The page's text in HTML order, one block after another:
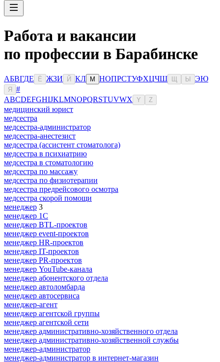
Работа и вакансии
по профессии в Барабинске
АБВГДЕ Ё ЖЗИ Й КЛ М НОПРСТУФХЦЧШ Ы ЭЮ
Я
#
ABCDEFGHIJKLMNOPQRSTUVWX Y Z
медицинский юрист
медсестра
медсестра-администратор
медсестра-анестезист
медсестра (ассистент стоматолога)
медсестра в психиатрию
медсестра в стоматологию
медсестра по массажу
медсестра по физиотерапии
медсестра предрейсового осмотра
медсестра скорой помощи
менеджер 3
менеджер 1С
менеджер BTL-проектов
менеджер event-проектов
менеджер HR-проектов
менеджер IT-проектов
менеджер PR-проектов
менеджер YouTube-канала
менеджер абонентского отдела
менеджер автоломбарда
менеджер автосервиса
менеджер-агент
менеджер агентской группы
менеджер агентской сети
менеджер административно-хозяйственного отдела
менеджер административно-хозяйственной службы
менеджер-администратор
менеджер-администратор в интернет-магазин